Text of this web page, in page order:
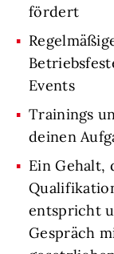
fördert
Events
Trainings
deinen
Ein Gehalt,
entspricht
Gespräch